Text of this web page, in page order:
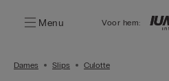
Menu Voor hem:
Dames Slips Culotte